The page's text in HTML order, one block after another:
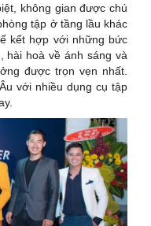
không gian được chú
tập ở tầng lầu khác
kết hợp với những bức
hài hoà về ánh sáng và
được trọn vẹn nhất.
với nhiều dụng cụ tập